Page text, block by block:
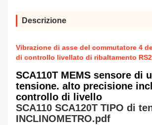
Descrizione
Vibrazione di asse del commutatore 4
di controllo livellato di ribaltamento
SCA110T MEMS sensore di
tensione. alto precisione
controllo di livello
SCA110 SCA120T TIPO di
INCLINOMETRO.pdf